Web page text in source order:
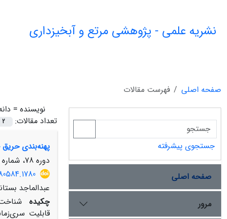
نشریه علمی - پژوهشی مرتع و آبخیزداری
صفحه اصلی
فهرست مقالات
نویسنده =
تعداد مقالات:
2
پهنه‌بندی
دوره 78، شماره 1، بهار 1404، صفحه
عبدالماجد
چکیده
جستجوی پیشرفته
صفحه اصلی
مرور